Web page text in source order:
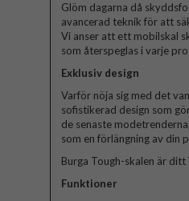
Glöm dagarna då
avancerad teknik för att
Vi anser att ett mobilskal
som återspeglas i varje
Exklusiv design
Varför nöja sig med det
sofistikerad design som
de senaste
som en förlängning av din
Burga Tough-skalen är
Funktioner